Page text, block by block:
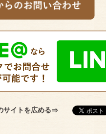
サイトを広める